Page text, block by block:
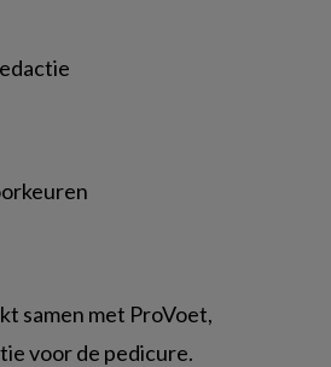
samen met ProVoet,
voor de pedicure.